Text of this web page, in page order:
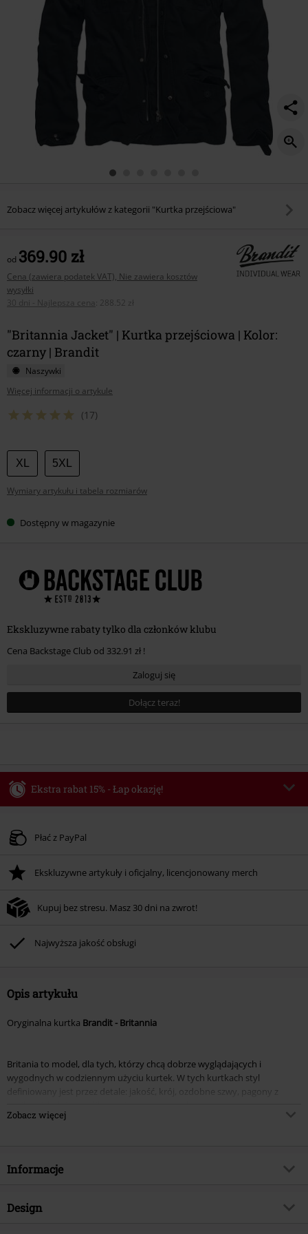
Zobacz więcej artykułów z kategorii "Kurtka przejściowa"
od 369.90 zł
Cena (zawiera podatek VAT), Nie zawiera kosztów
wysyłki
30 dni - Najlepsza cena
288.52 zł
"Britannia Jacket" | Kurtka przejściowa | Kolor:
czarny | Brandit
Naszywki
Więcej informacji o artykule
(17)
Wybierz
swój
rozmiar
XL 5XL
Wymiary artykułu i tabela rozmiarów
Dostępny w magazynie
Ekskluzywne rabaty tylko dla członków klubu
Cena Backstage Club od 332.91 zł !
Zaloguj się
Dołącz teraz!
Ekstra rabat 15% - Łap okazję!
Obowiązuje do 2026-08-09
Rabat zostanie automatycznie uwzględniony po wprowadzeniu kodu w czasie
Nie łączy się z innymi kodami promocyjnymi. Promocja nie obejmuje: mediów
Rammstein, (Till) Lindemann, Böhse Onkelz, Broilers, Die Ärzte, Die Toten
Hosen, Metality oraz artykułów z donacją w cenie.
Płać z PayPal
Ekskluzywne artykuły i oficjalny, licencjonowany merch
Kupuj bez stresu. Masz 30 dni na zwrot!
Najwyższa jakość obsługi
Opis artykułu
Oryginalna kurtka Brandit - Britannia
Britania to model, dla tych, którzy chcą dobrze wyglądających i
wygodnych w codziennym użyciu kurtek. W tych kurtkach styl
definiowany jest przez detale: jakość, krój, ozdobne szwy, pagony z
wszechstronna.
Zobacz więcej
Informacje
Numer artykułu
Design